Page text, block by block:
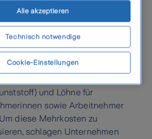
mehr kaufen, als
Märkte mit
Produktionskosten
und Löhne für
sowie Arbeitnehmer
diese Mehrkosten zu
schlagen Unternehmen
Technisch notwendige
Alle akzeptieren
Cookie-Einstellungen